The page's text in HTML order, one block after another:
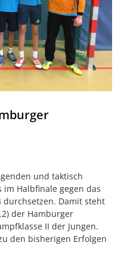
und taktisch
Halbfinale gegen das
durchsetzen. Damit steht
der Hamburger
II der Jungen.
den bisherigen Erfolgen